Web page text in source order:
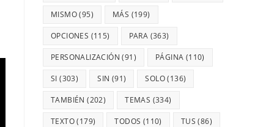
MISMO(95) MÁS (199)
OPCIONES (115) PARA (363)
PERSONALIZACIÓN (91) PÁGINA (110)
SI (303) SIN (91) SOLO(136)
TAMBIÉN (202) TEMAS (334)
TEXTO(179) TODOS (110) TUS (86)